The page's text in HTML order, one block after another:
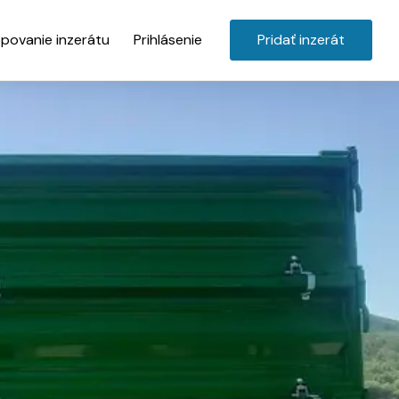
inzerátu Prihlásenie Pridať inzerát